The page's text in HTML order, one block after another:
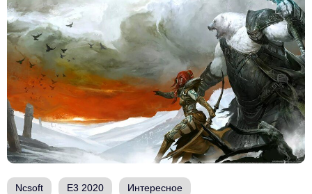
Ncsoft E3 2020 Интересное